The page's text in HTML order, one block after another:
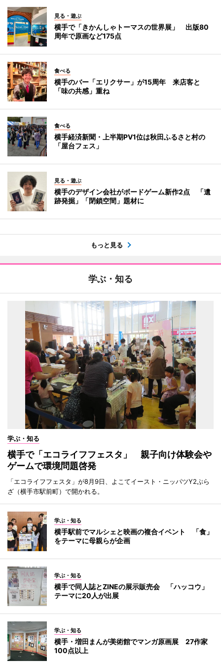
見る・遊ぶ
横手で「きかんしゃトーマスの世界展」 出版80
周年で原画など175点
食べる
横手のバー「エリクサー」が15周年 来店客と
「味の共感」重ね
食べる
横手経済新聞・上半期PV1位は秋田ふるさと村の
「屋台フェス」
見る・遊ぶ
横手のデザイン会社がボードゲーム新作2点 「遺
跡発掘」「閉鎖空間」題材に
もっと見る
学ぶ・知る
学ぶ・知る
横手で「エコライフフェスタ」 親子向け体験会や
ゲームで環境問題啓発
「エコライフフェスタ」が8月9日、よこてイースト・ニッパツY2ぷら
ざ（横手市駅前町）で開かれる。
学ぶ・知る
横手駅前でマルシェと映画の複合イベント 「食」
をテーマに母親らが企画
学ぶ・知る
横手で同人誌とZINEの展示販売会 「ハッコウ」
テーマに20人が出展
学ぶ・知る
横手・増田まんが美術館でマンガ原画展 27作家
100点以上